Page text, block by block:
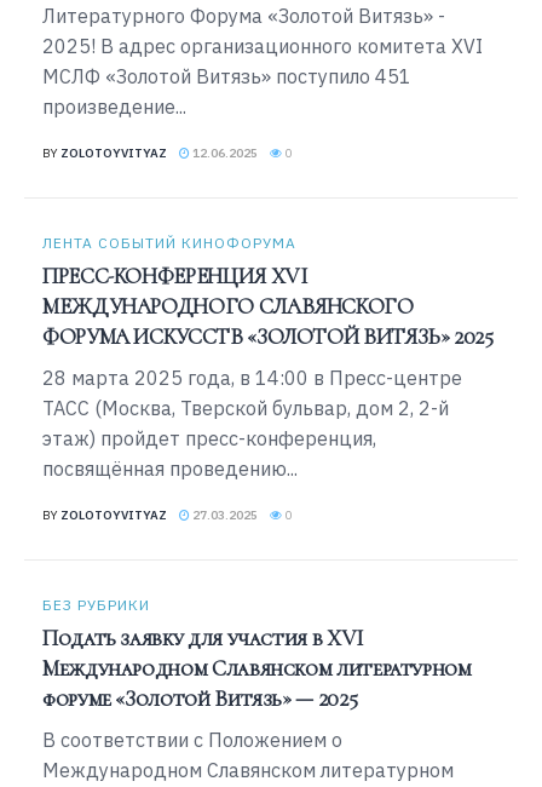
Литературного Форума «Золотой Витязь» -
2025! В адрес организационного комитета XVI
МСЛФ «Золотой Витязь» поступило 451
произведение...
BY ZOLOTOYVITYAZ 12.06.2025 0
ЛЕНТА СОБЫТИЙ КИНОФОРУМА
ПРЕСС-КОНФЕРЕНЦИЯ XVI
МЕЖДУНАРОДНОГО СЛАВЯНСКОГО
ФОРУМА ИСКУССТВ «ЗОЛОТОЙ ВИТЯЗЬ» 2025
28 марта 2025 года, в 14:00 в Пресс-центре
ТАСС (Москва, Тверской бульвар, дом 2, 2-й
этаж) пройдет пресс-конференция,
посвящённая проведению...
BY ZOLOTOYVITYAZ 27.03.2025 0
БЕЗ РУБРИКИ
Подать заявку для участия в XVI
Международном Славянском литературном
форуме «Золотой Витязь» — 2025
В соответствии с Положением о
Международном Славянском литературном